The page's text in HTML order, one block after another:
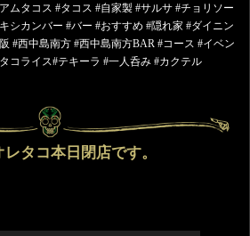
ムタコス #タコス #自家製 #サルサ #チョリソー
シカンバー #バー #おすすめ #隠れ家 #ダイニン
#西中島南方 #西中島南方BAR #コース #イベン
コライス#テキーラ #一人呑み #カクテル
タコ本日閉店です。